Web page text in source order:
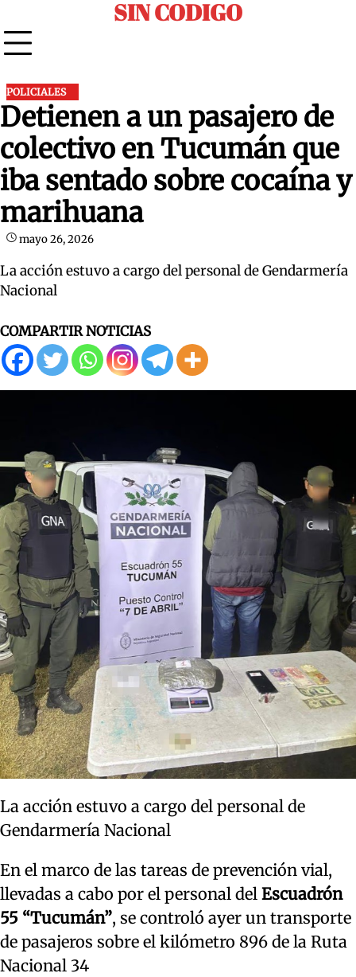
to
content
SIN CODIGO
POLICIALES
Detienen a un pasajero de
colectivo en Tucumán que
iba sentado sobre cocaína y
marihuana
mayo 26, 2026
La acción estuvo a cargo del personal de Gendarmería
Nacional
COMPARTIR NOTICIAS
La acción estuvo a cargo del personal de
Gendarmería Nacional
En el marco de las tareas de prevención vial,
llevadas a cabo por el personal del Escuadrón
55 “Tucumán”, se controló ayer un transporte
de pasajeros sobre el kilómetro 896 de la Ruta
Nacional 34